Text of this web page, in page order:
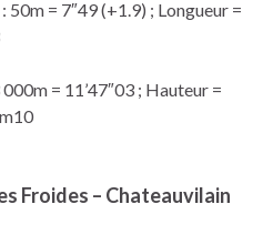
= 7″49 (+1.9) ; Longueur =
= 11’47″03 ; Hauteur =
Froides – Chateauvilain